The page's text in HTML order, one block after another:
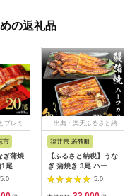
の返礼品
プレミ
市
ぎ蒲焼
尾約
＞
5.0
出典：楽天ふるさと納
福井県 若狭町
【ふるさと納税】うな
ぎ 蒲焼き 3尾 ハーフ
カット タレ・肝付き
国産鰻 国産 うなぎ蒲
5.0